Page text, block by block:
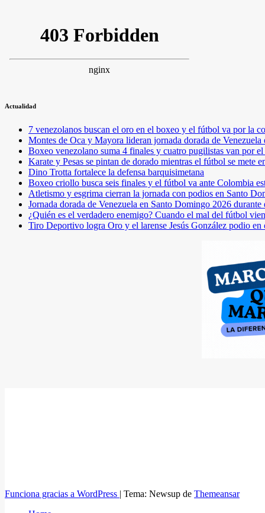
Actualidad
7 venezolanos buscan el oro en el boxeo y el fútbol va por la
Montes de Oca y Mayora lideran jornada dorada de
Boxeo venezolano suma 4 finales y cuatro pugilistas van por
Karate y Pesas se pintan de dorado mientras el fútbol se mete
Dino Trotta fortalece la defensa barquisimetana
Boxeo criollo busca seis finales y el fútbol va ante Colombia
Atletismo y esgrima cierran la jornada con podios en Santo
Jornada dorada de Venezuela en Santo Domingo 2026 durante
¿Quién es el verdadero enemigo? Cuando el mal del fútbol
Tiro Deportivo logra Oro y el larense Jesús González podio en
Funciona gracias a WordPress | Tema: Newsup de Themeansar